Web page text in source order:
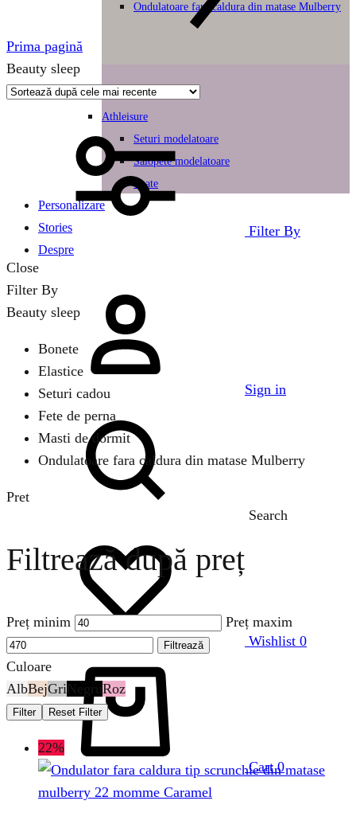
Ondulatoare fara caldura din matase Mulberry
Athleisure
Seturi modelatoare
Salopete modelatoare
Toate
Personalizare
Stories
Despre
Sign in
Search
Wishlist 0
Cart 0
Prima pagină
Beauty sleep
Filter By
Close
Filter By
Beauty sleep
Bonete
Elastice
Seturi cadou
Fete de perna
Masti de dormit
Ondulatoare fara caldura din matase Mulberry
Pret
Filtrează după preț
Preț minim Preț maxim
Filtrează
Culoare
AlbBejGriNegru Roz
Filter Reset Filter
22%